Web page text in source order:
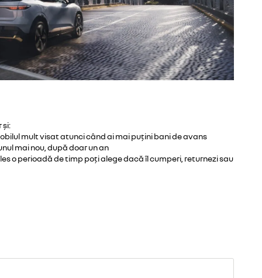
și:
mult visat atunci când ai mai puțini bani de avans
mai nou, după doar un an
o perioadă de timp poți alege dacă îl cumperi, returnezi sau